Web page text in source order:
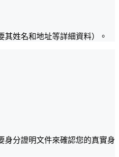
姓名和地址等詳細資料）。
身分證明文件來確認您的真實身